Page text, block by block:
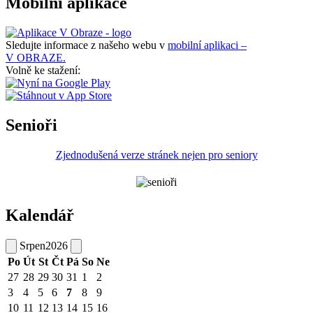
Sledujte informace z našeho webu v mobilní aplikaci –
V OBRAZE.
Volně ke stažení:
Senioři
Zjednodušená verze stránek nejen pro seniory
Kalendář
Srpen2026
Po Út St Čt Pá So Ne
27 28 29 30 31 1
2
3
4 5 6 7 8
9
10 11 12 13 14 15 16